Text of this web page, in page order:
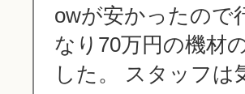
owが安かったので
なり70万円の機材
した。 スタッフは